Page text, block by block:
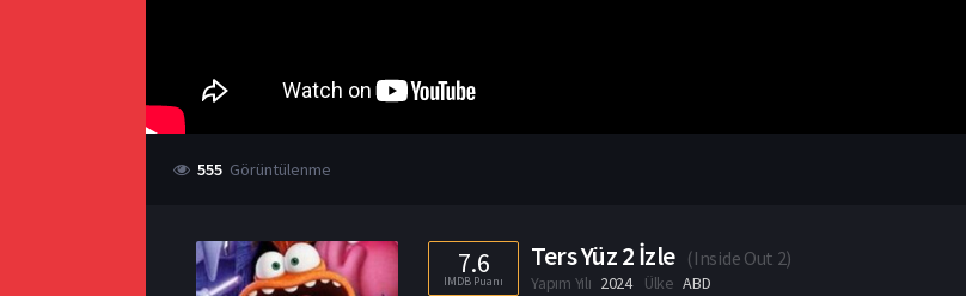
555 Görüntülenme
7.6
IMDB Puanı
Ters Yüz 2 İzle (Inside Out 2)
Yapım Yılı 2024 Ülke ABD